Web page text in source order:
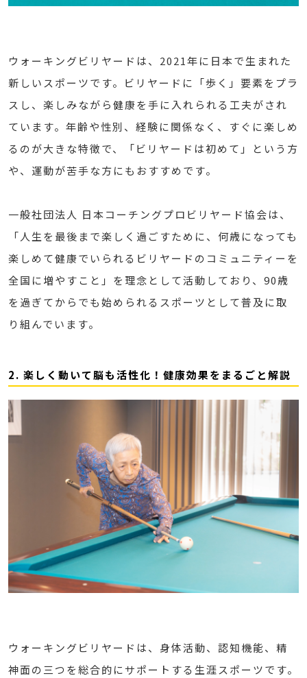
ウォーキングビリヤードは、2021年に日本で生まれた
新しいスポーツです。ビリヤードに「歩く」要素をプラ
スし、楽しみながら健康を手に入れられる工夫がされ
ています。年齢や性別、経験に関係なく、すぐに楽しめ
るのが大きな特徴で、「ビリヤードは初めて」という方
や、運動が苦手な方にもおすすめです。
一般社団法人 日本コーチングプロビリヤード協会は、
「人生を最後まで楽しく過ごすために、何歳になっても
楽しめて健康でいられるビリヤードのコミュニティーを
全国に増やすこと」を理念として活動しており、90歳
を過ぎてからでも始められるスポーツとして普及に取
り組んでいます。
2. 楽しく動いて脳も活性化！健康効果をまるごと解説
ウォーキングビリヤードは、身体活動、認知機能、精
神面の三つを総合的にサポートする生涯スポーツです。